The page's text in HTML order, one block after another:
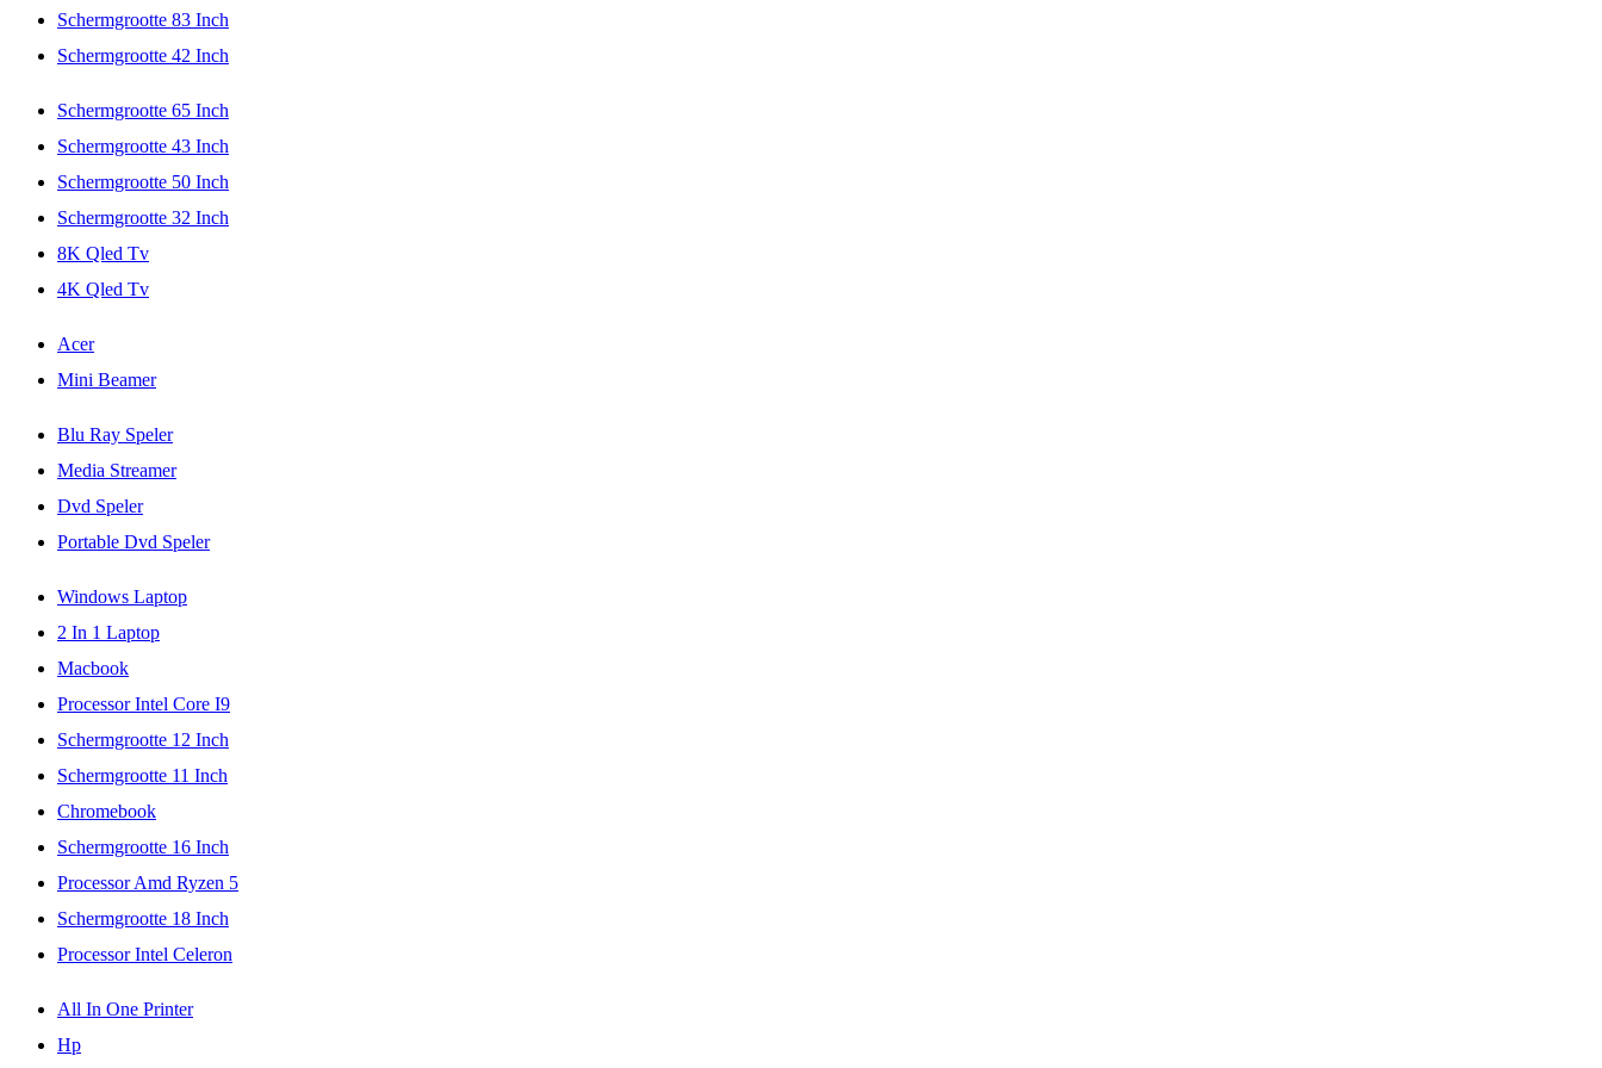
Schermgrootte 83 Inch
Schermgrootte 42 Inch
Schermgrootte 65 Inch
Schermgrootte 43 Inch
Schermgrootte 50 Inch
Schermgrootte 32 Inch
8K Qled Tv
4K Qled Tv
Acer
Mini Beamer
Blu Ray Speler
Media Streamer
Dvd Speler
Portable Dvd Speler
Windows Laptop
2 In 1 Laptop
Macbook
Processor Intel Core I9
Schermgrootte 12 Inch
Schermgrootte 11 Inch
Chromebook
Schermgrootte 16 Inch
Processor Amd Ryzen 5
Schermgrootte 18 Inch
Processor Intel Celeron
All In One Printer
Hp